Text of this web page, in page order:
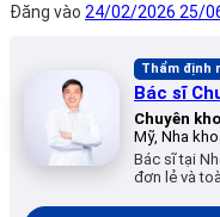
Đăng vào 24/02/2026 25/
Thẩm định
Bác sĩ
Chuyên
Mỹ, Nha
Bác sĩ tại
đơn lẻ và